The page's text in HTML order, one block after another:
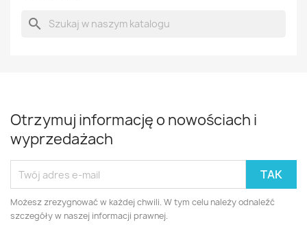
search
Otrzymuj informację o nowościach i
wyprzedażach
Możesz zrezygnować w każdej chwili. W tym celu należy odnaleźć
szczegóły w naszej informacji prawnej.